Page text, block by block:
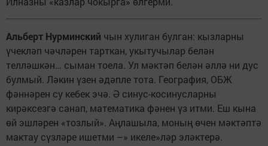
Альберт Нурминский чын хулиган булган: кызларны
үчекләп чәчләрен тарткан, укытучылар белән
телләшкән… сыман тоела. Ул мәктәп белән әллә ни дус
булмый. Ләкин үзен әдәпле тота. География, ОБЖ
фәннәрен су кебек эчә. Ә синус-косинусларны
кирәксезгә санап, математика фәнен үз итми. Еш кына
өй эшләрен «тозлый». Аңлашыла, моның өчен мәктәптә
мактау сүзләре ишетми –» икеле»ләр эләктерә.